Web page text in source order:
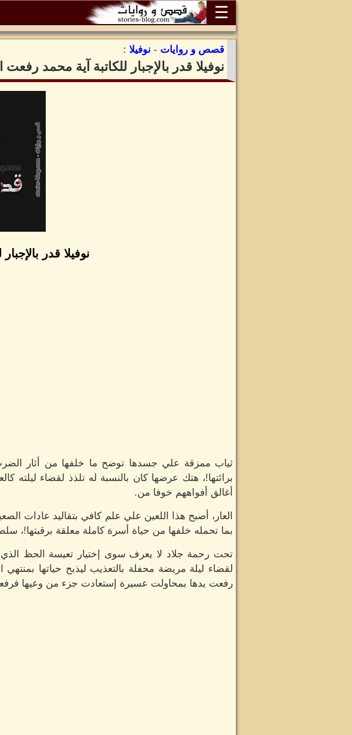
☰
قصص و روايات - نوفيلا :
نوفيلا قدر بالإجبار للكاتبة آية محمد
نوفيلا قدر
ثياب ممزقة علي جسدها توضح ما خلفها من أثار
برائتها!، هتك عرضها كان بالنسبة له تلذذ لقضاء ليلته
أغالق أفواههم خوفا من.
العار، أصبح هذا اللعين علي علم كافي بتقاليد عادات
بما تحمله خلفها من حياة أسرة كاملة معلقة برقبتها!،
تحت رحمة جلاد لا يعرف سوى إختيار تعيسة الحظ
لقضاء ليلة مريضة محفلة بالتعذيب ليذبح حياتها بمنتهي
رفعت يدها بمحاولت عسيرة إستعادت جزء من وعيها